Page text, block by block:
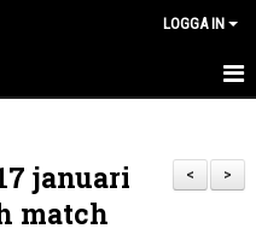
LOGGA IN
>
<
januari
match